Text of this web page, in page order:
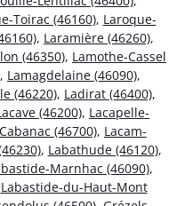
Toirac (46160), Laroque-
, Laramière (46260),
(46350), Lamothe-Cassel
, Lamagdelaine (46090),
(46220), Ladirat (46400),
(46200), Lacapelle-
(46700), Lacam-
, Labathude (46120),
Marnhac (46090),
Labastide-du-Haut-Mont